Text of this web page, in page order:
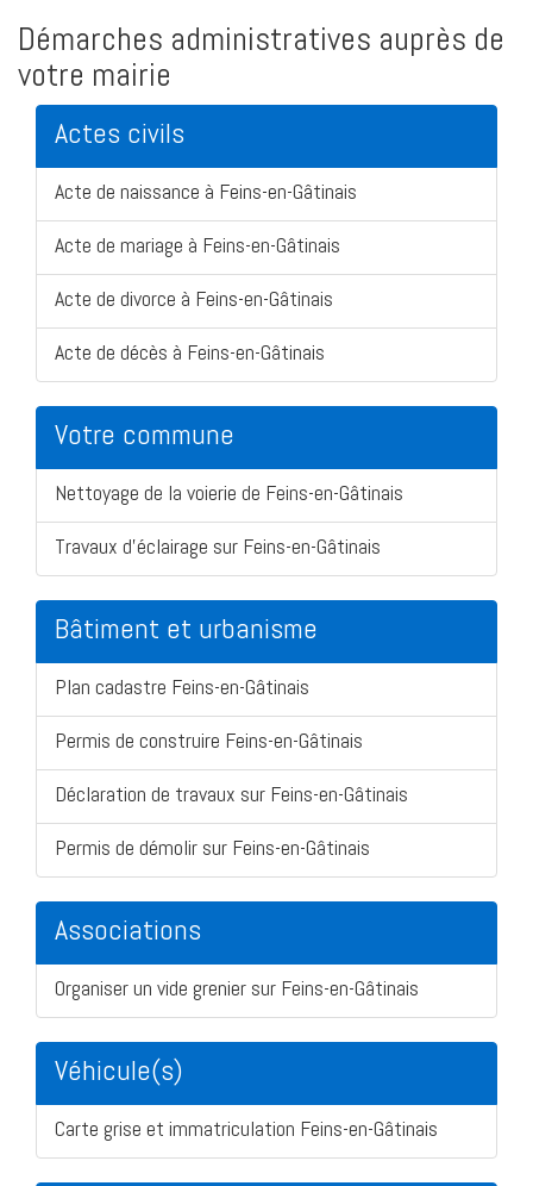
Démarches administratives auprès de
votre mairie
Actes civils
Acte de naissance à Feins-en-Gâtinais
Acte de mariage à Feins-en-Gâtinais
Acte de divorce à Feins-en-Gâtinais
Acte de décès à Feins-en-Gâtinais
Votre commune
Nettoyage de la voierie de Feins-en-Gâtinais
Travaux d'éclairage sur Feins-en-Gâtinais
Bâtiment et urbanisme
Plan cadastre Feins-en-Gâtinais
Permis de construire Feins-en-Gâtinais
Déclaration de travaux sur Feins-en-Gâtinais
Permis de démolir sur Feins-en-Gâtinais
Associations
Organiser un vide grenier sur Feins-en-Gâtinais
Véhicule(s)
Carte grise et immatriculation Feins-en-Gâtinais